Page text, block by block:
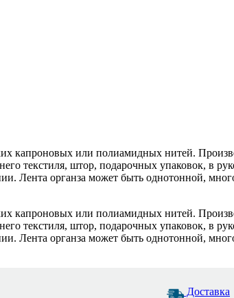
капроновых или полиамидных нитей.
текстиля, штор, подарочных упаковок, в
Лента органза может быть однотонной,
капроновых или полиамидных нитей.
текстиля, штор, подарочных упаковок, в
Лента органза может быть однотонной,
Доставка